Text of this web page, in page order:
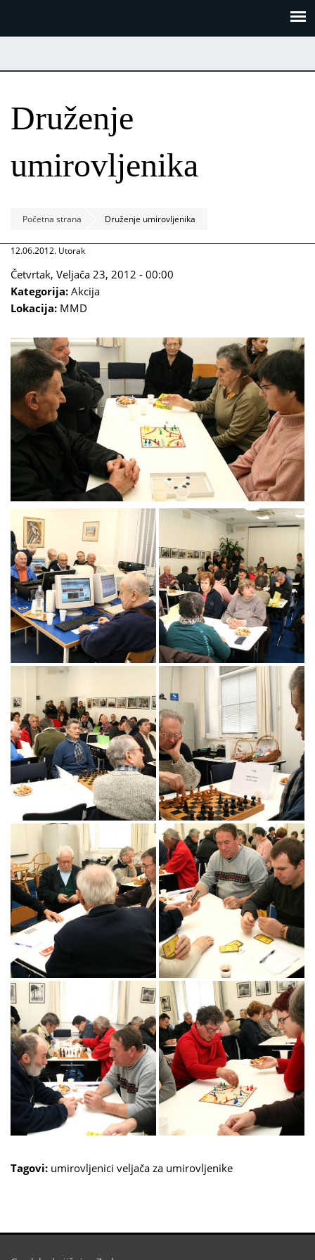
Druženje
umirovljenika
Početna strana Druženje umirovljenika
12.06.2012. Utorak
Četvrtak, Veljača 23, 2012 - 00:00
Kategorija: Akcija
Lokacija: MMD
Tagovi: umirovljenici veljača za umirovljenike